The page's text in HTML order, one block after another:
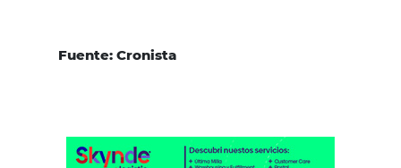
Fuente: Cronista